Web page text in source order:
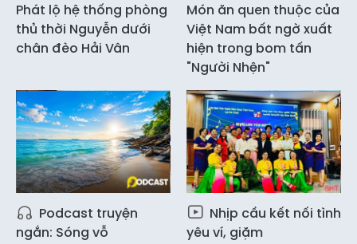
Phát lộ hệ thống phòng
thủ thời Nguyễn dưới
chân đèo Hải Vân
Món ăn quen thuộc của
Việt Nam bất ngờ xuất
hiện trong bom tấn
"Người Nhện"
Podcast truyện
ngắn: Sóng vỗ
Nhịp cầu kết nối tình
yêu ví, giặm